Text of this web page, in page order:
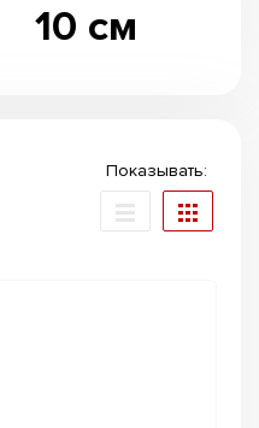
10 см
Показывать: